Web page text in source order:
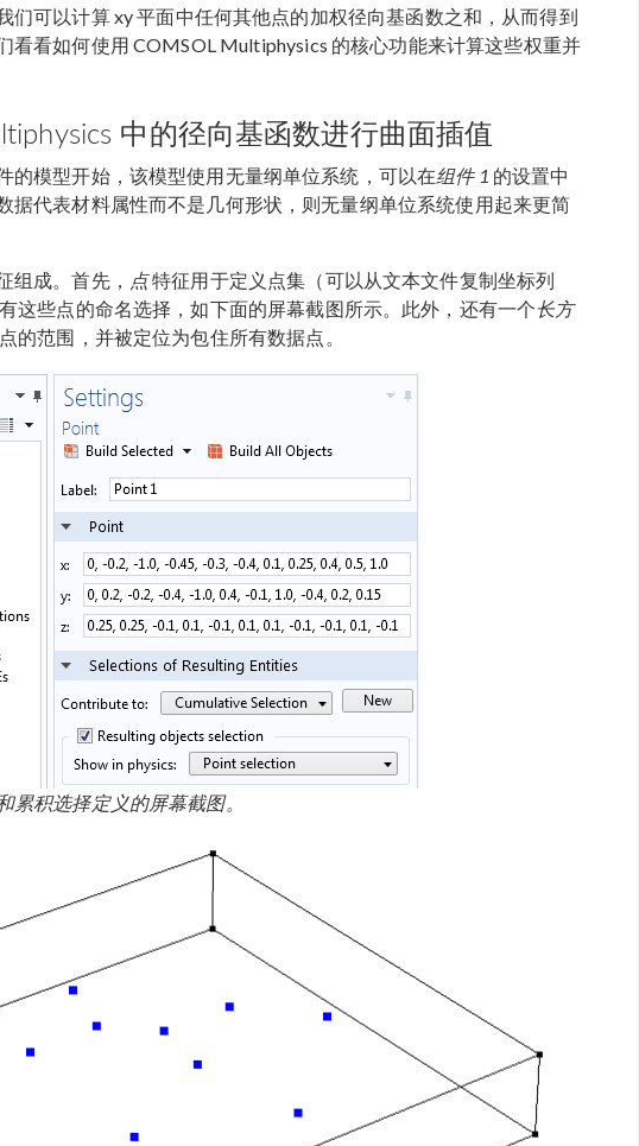
们可以计算 xy 平面中任何其他点的加权径向基函数之和，从而得到
看看如何使用 COMSOL Multiphysics 的核心功能来计算这些权重并
中的径向基函数进行曲面插值
的模型开始，该模型使用无量纲单位系统，可以在组件 1 的设置中
据代表材料属性而不是几何形状，则无量纲单位系统使用起来更简
组成。首先， 点特征用于定义点集（可以从文本文件复制坐标列
这些点的命名选择，如下面的屏幕截图所示。此外，还有一个长方
的范围，并被定位为包住所有数据点。
累积选择定义的屏幕截图。